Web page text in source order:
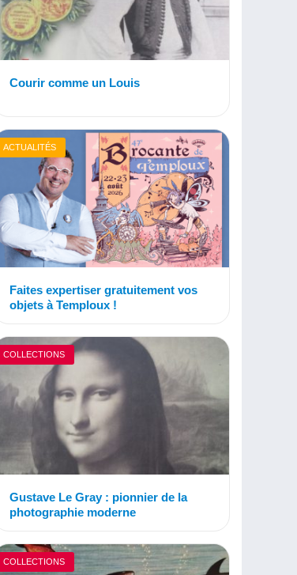
Courir comme un Louis
ACTUALITÉS
Faites expertiser gratuitement vos
objets à Temploux !
COLLECTIONS
Gustave Le Gray : pionnier de la
photographie moderne
COLLECTIONS